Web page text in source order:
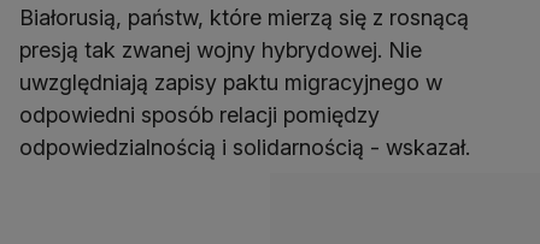
Białorusią, państw, które mierzą się z rosnącą
presją tak zwanej wojny hybrydowej. Nie
uwzględniają zapisy paktu migracyjnego w
odpowiedni sposób relacji pomiędzy
odpowiedzialnością i solidarnością - wskazał.